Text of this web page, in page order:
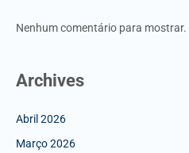
Nenhum comentário para mostrar.
Archives
Abril 2026
Março 2026